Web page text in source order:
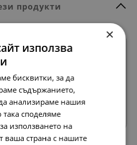
продукти
Всички продукти
×
използва
бисквитки, за да
съдържанието,
анализираме нашия
споделяме
използването на
ваша страна с нашите